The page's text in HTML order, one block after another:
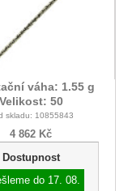
váha: 1.55 g
Velikost: 50
skladu: 10855843
4 862 Kč
Dostupnost
do 17. 08.